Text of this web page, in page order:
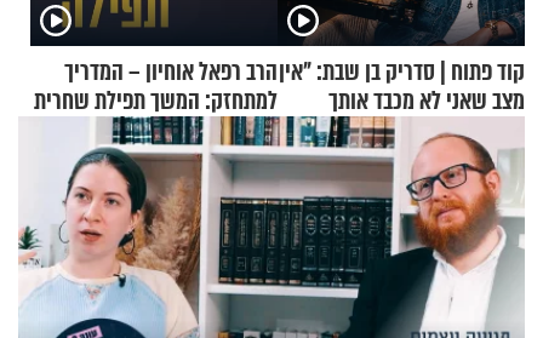
קוד פתוח | סדריק בן שבת: "אין
מצב שאני לא מכבד אותך
בבוקר בהנחת תפילין"
הרב רפאל אוחיון – המדריך
למתחזק: המשך תפילת שחרית
מאשרי ועד עלינו